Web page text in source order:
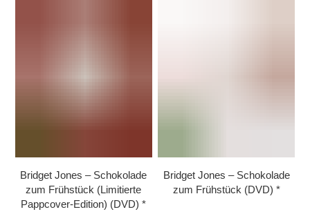
Bridget Jones – Schokolade
zum Frühstück (Limitierte
Pappcover-Edition) (DVD)
Bridget Jones – Schokolade
zum Frühstück (DVD)